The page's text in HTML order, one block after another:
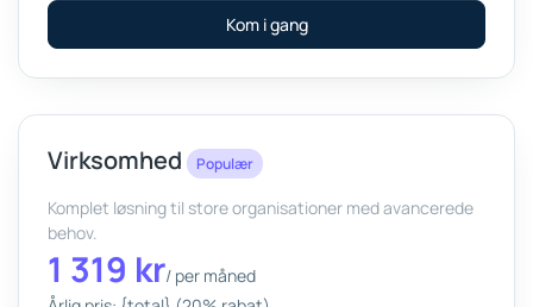
Kom i gang
Virksomhed Populær
Komplet løsning til store organisationer med avancerede
behov.
1 319 kr/ per måned